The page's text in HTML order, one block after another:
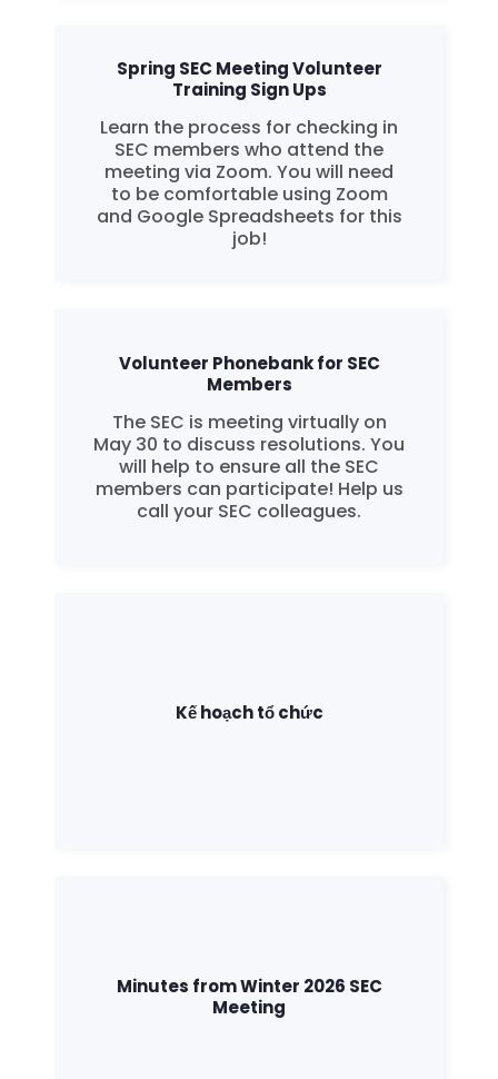
Nhấn
Bữa tiệc của bạn
Hoạt động
Vote
Quyên tặng
Spring SEC Meeting Volunteer
Training Sign Ups
Learn the process for checking in
SEC members who attend the
meeting via Zoom. You will need
to be comfortable using Zoom
and Google Spreadsheets for this
job!
Volunteer Phonebank for SEC
Members
The SEC is meeting virtually on
May 30 to discuss resolutions. You
will help to ensure all the SEC
members can participate! Help us
call your SEC colleagues.
Kế hoạch tổ chức
Minutes from Winter 2026 SEC
Meeting